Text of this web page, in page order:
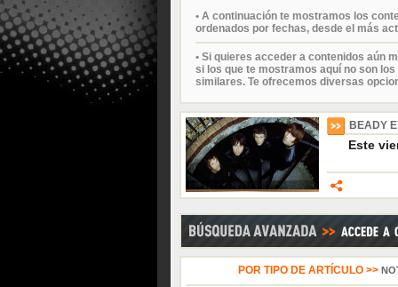
• A continuación te mostramos los
ordenados por fechas, desde el más
• Si quieres acceder a contenidos aún
si los que te mostramos aquí no son
similares. Te ofrecemos diversas
BEADY
Este
POR TIPO DE ARTÍCULO >>